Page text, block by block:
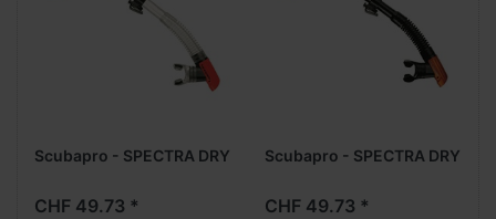
Scubapro - SPECTRA DRY
CHF 49.73 *
Scubapro - SPECTRA DRY
CHF 49.73 *